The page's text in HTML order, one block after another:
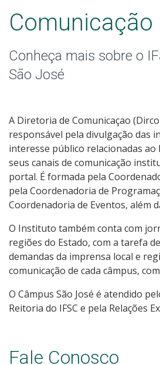
Calendário de Eventos
Notícias
Rádio
Livros e Periódicos
Identidade Visual do IFSC
Comunicação
Conheça mais sobre o
São José
A Diretoria de Comunicaçao
responsável pela divulgação das
interesse público relacionadas ao
seus canais de comunicação
portal. É formada pela
pela Coordenadoria de
Coordenadoria de Eventos, além
O Instituto também conta com
regiões do Estado, com a tarefa
demandas da imprensa local e
comunicação de cada câmpus,
O Câmpus São José é atendido
Reitoria do IFSC e pela Relações
Fale Conosco